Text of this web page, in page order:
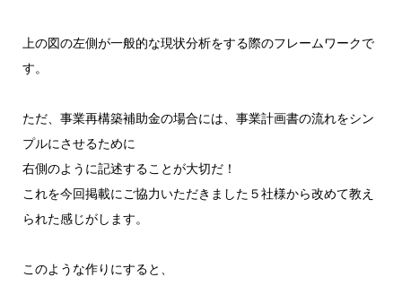
上の図の左側が一般的な現状分析をする際のフレームワークで
す。
ただ、事業再構築補助金の場合には、事業計画書の流れをシン
プルにさせるために
右側のように記述することが大切だ！
これを今回掲載にご協力いただきました５社様から改めて教え
られた感じがします。
このような作りにすると、